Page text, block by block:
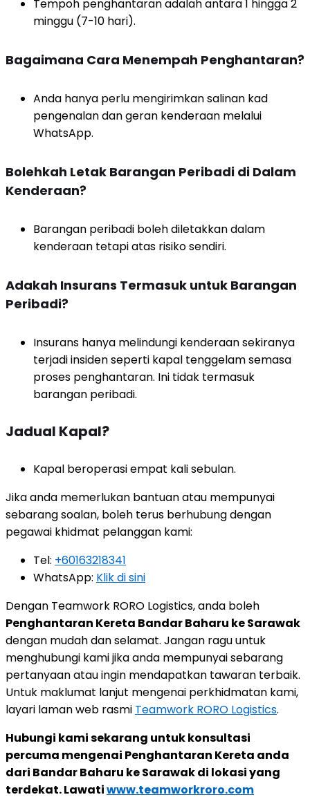
Tempoh penghantaran adalah antara 1 hingga 2
minggu (7-10 hari).
Bagaimana Cara Menempah Penghantaran?
Anda hanya perlu mengirimkan salinan kad
pengenalan dan geran kenderaan melalui
WhatsApp.
Bolehkah Letak Barangan Peribadi di Dalam
Kenderaan?
Barangan peribadi boleh diletakkan dalam
kenderaan tetapi atas risiko sendiri.
Adakah Insurans Termasuk untuk Barangan
Peribadi?
Insurans hanya melindungi kenderaan sekiranya
terjadi insiden seperti kapal tenggelam semasa
proses penghantaran. Ini tidak termasuk
barangan peribadi.
Jadual Kapal?
Kapal beroperasi empat kali sebulan.
Jika anda memerlukan bantuan atau mempunyai
sebarang soalan, boleh terus berhubung dengan
pegawai khidmat pelanggan kami:
Tel: +60163218341
WhatsApp: Klik di sini
Dengan Teamwork RORO Logistics, anda boleh
Penghantaran Kereta Bandar Baharu ke Sarawak
dengan mudah dan selamat. Jangan ragu untuk
menghubungi kami jika anda mempunyai sebarang
pertanyaan atau ingin mendapatkan tawaran terbaik.
Untuk maklumat lanjut mengenai perkhidmatan kami,
layari laman web rasmi Teamwork RORO Logistics.
Hubungi kami sekarang untuk konsultasi
percuma mengenai Penghantaran Kereta anda
dari Bandar Baharu ke Sarawak di lokasi yang
terdekat. Lawatiwww.teamworkroro.com